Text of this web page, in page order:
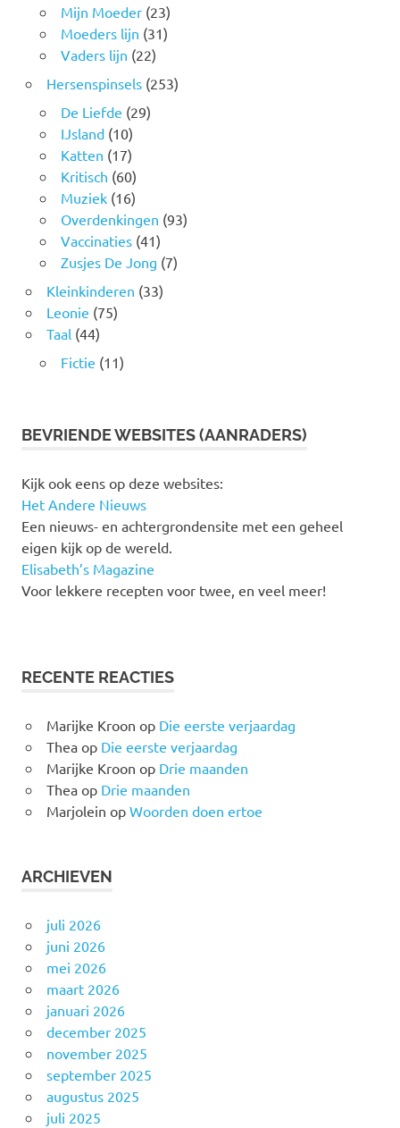
Mijn Moeder(23)
Moeders lijn (31)
Vaders lijn (22)
Hersenspinsels(253)
De Liefde (29)
IJsland(10)
Katten (17)
Kritisch (60)
Muziek(16)
Overdenkingen (93)
Vaccinaties(41)
Zusjes De Jong (7)
Kleinkinderen (33)
Leonie (75)
Taal (44)
Fictie (11)
BEVRIENDE WEBSITES (AANRADERS)
Kijk ook eens op deze websites:
Het Andere Nieuws
Een nieuws- en achtergrondensite met een geheel
eigen kijk op de wereld.
Elisabeth’s Magazine
Voor lekkere recepten voor twee, en veel meer!
RECENTE REACTIES
Marijke Kroon op Die eerste verjaardag
Theaop Die eerste verjaardag
Marijke Kroon op Drie maanden
Theaop Drie maanden
Marjolein op Woorden doen ertoe
ARCHIEVEN
juli 2026
juni 2026
mei 2026
maart 2026
januari 2026
december 2025
november 2025
september 2025
augustus 2025
juli 2025